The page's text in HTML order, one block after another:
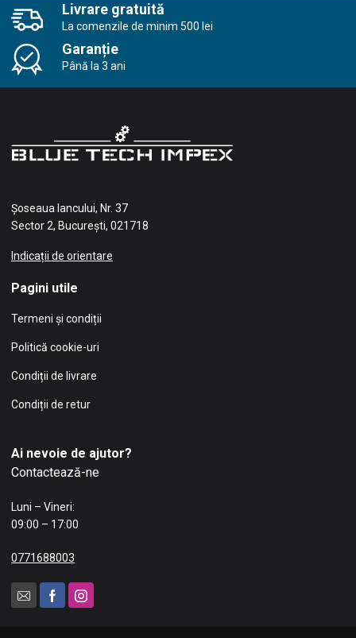
Livrare gratuită
La comenzile de minim 500 lei
Garanție
Până la 3 ani
Șoseaua Iancului, Nr. 37
Sector 2, București, 021718
Indicații de orientare
Pagini utile
Termeni și condiții
Politică cookie-uri
Condiții de livrare
Condiții de retur
Ai nevoie de ajutor?
Contactează-ne
Luni – Vineri:
09:00 – 17:00
0771688003